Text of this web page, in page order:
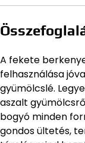
A fekete
felhasználása
gyümölcslé.
aszalt
bogyó minden
gondos ültetés,